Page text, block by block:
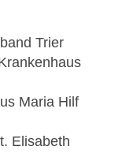
Trier
Maria Hilf
Elisabeth